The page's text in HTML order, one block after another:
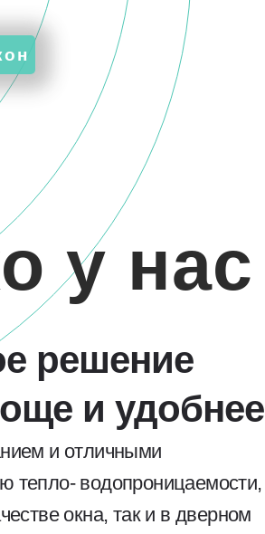
у нас
решение
и удобнее
и отличными
тепло- водопроницаемости,
окна, так и в дверном